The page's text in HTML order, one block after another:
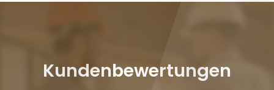
Kundenbewertungen